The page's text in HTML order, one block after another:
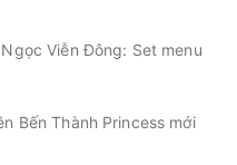
Viễn Đông: Set menu
Bến Thành Princess mới